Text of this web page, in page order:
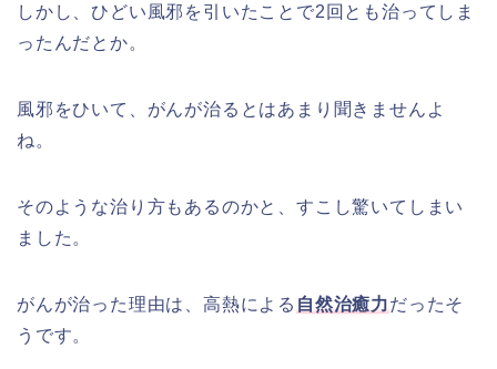
しかし、ひどい風邪を引いたことで2回とも治ってしま
ったんだとか。
風邪をひいて、がんが治るとはあまり聞きませんよ
ね。
そのような治り方もあるのかと、すこし驚いてしまい
ました。
がんが治った理由は、高熱による 自然治癒力だったそ
うです。